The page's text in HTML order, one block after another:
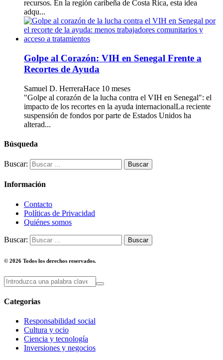
recursos. En la región caribeña de Costa Rica, esta idea
adqu...
Golpe al Corazón: VIH en Senegal Frente a
Recortes de Ayuda
Samuel D. HerreraHace 10 meses
"Golpe al corazón de la lucha contra el VIH en Senegal": el
impacto de los recortes en la ayuda internacionalLa reciente
suspensión de fondos por parte de Estados Unidos ha
alterad...
Búsqueda
Buscar:
Información
Contacto
Políticas de Privacidad
Quiénes somos
Buscar:
© 2026 Todos los derechos reservados.
Categorias
Responsabilidad social
Cultura y ocio
Ciencia y tecnología
Inversiones y negocios